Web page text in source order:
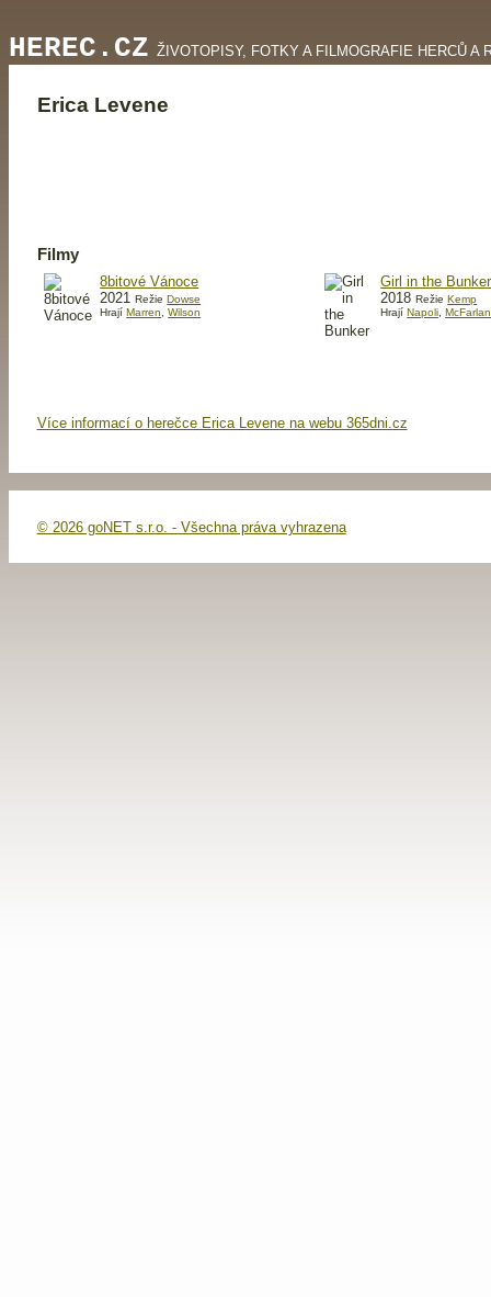
HEREC.CZ ŽIVOTOPISY, FOTKY A FILMOGRAFIE HERCŮ A
Erica Levene
Filmy
8bitové Vánoce
2021RežieDowse
HrajíMarren ,Wilson
Girl in the Bunker
2018RežieKemp
HrajíNapoli ,
Více informací o herečce Erica Levene na webu 365dni.cz
© 2026 goNET s.r.o. - Všechna práva vyhrazena